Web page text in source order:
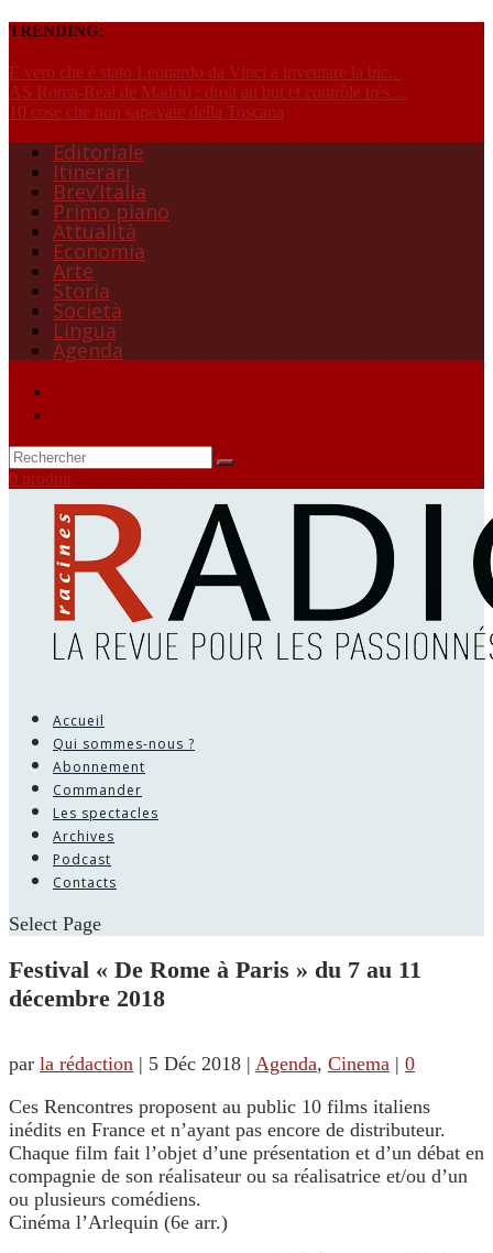
TRENDING:
È vero che è stato Leonardo da Vinci a inventare la bic...
AS Roma-Réal de Madrid : droit au but et contrôle très ...
10 cose che non sapevate della Toscana
Editoriale
Itinerari
Brev’Italia
Primo piano
Attualità
Economia
Arte
Storia
Società
Lingua
Agenda
0 produit
Accueil
Qui sommes-nous ?
Abonnement
Commander
Les spectacles
Archives
Podcast
Contacts
Select Page
Festival « De Rome à Paris » du 7 au 11
décembre 2018
par la rédaction | 5 Déc 2018 | Agenda, Cinema | 0
Ces Rencontres proposent au public 10 films italiens
inédits en France et n’ayant pas encore de distributeur.
Chaque film fait l’objet d’une présentation et d’un débat en
compagnie de son réalisateur ou sa réalisatrice et/ou d’un
ou plusieurs comédiens.
Cinéma l’Arlequin (6e arr.)